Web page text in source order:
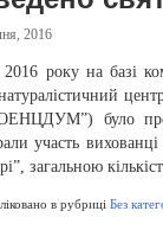
2016
2016 року на базі
було
участь
загальною
в рубриці Без